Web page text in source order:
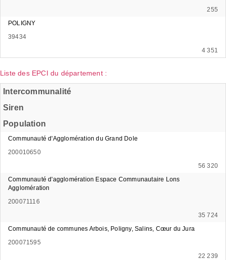
255
POLIGNY
39434
4 351
Liste des EPCI du département :
Intercommunalité
Siren
Population
Communauté d'Agglomération du Grand Dole
200010650
56 320
Communauté d'agglomération Espace Communautaire Lons
Agglomération
200071116
35 724
Communauté de communes Arbois, Poligny, Salins, Cœur du Jura
200071595
22 239